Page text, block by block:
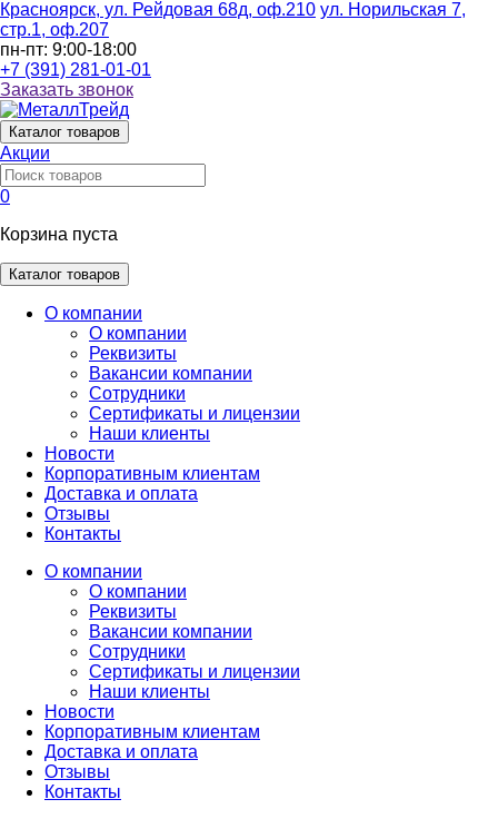
Красноярск, ул. Рейдовая 68д, оф.210 ул. Норильская 7,
стр.1, оф.207
пн-пт: 9:00-18:00
+7 (391) 281-01-01
Заказать звонок
Каталог товаров
Акции
0
Корзина пуста
Каталог товаров
О компании
О компании
Реквизиты
Вакансии компании
Сотрудники
Сертификаты и лицензии
Наши клиенты
Новости
Корпоративным клиентам
Доставка и оплата
Отзывы
Контакты
О компании
О компании
Реквизиты
Вакансии компании
Сотрудники
Сертификаты и лицензии
Наши клиенты
Новости
Корпоративным клиентам
Доставка и оплата
Отзывы
Контакты